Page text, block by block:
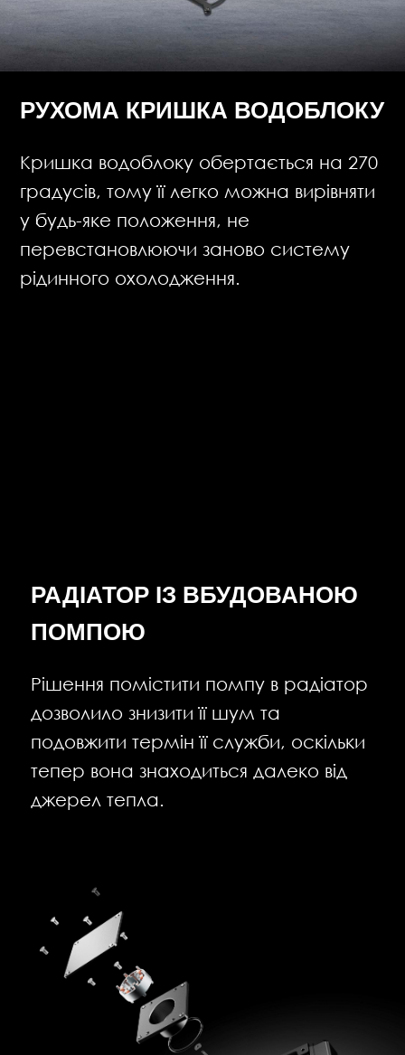
РУХОМА КРИШКА ВОДОБЛОКУ
Кришка водоблоку обертається на 270
градусів, тому її легко можна вирівняти
у будь-яке положення, не
перевстановлюючи заново систему
рідинного охолодження.
РАДІАТОР ІЗ ВБУДОВАНОЮ
ПОМПОЮ
Рішення помістити помпу в радіатор
дозволило знизити її шум та
подовжити термін її служби, оскільки
тепер вона знаходиться далеко від
джерел тепла.